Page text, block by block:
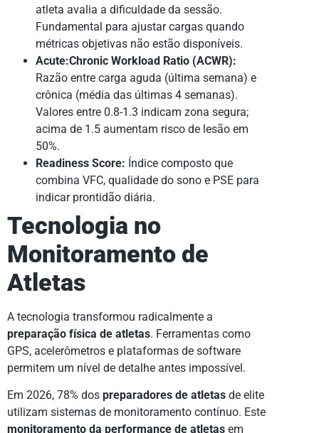
atleta avalia a dificuldade da sessão.
Fundamental para ajustar cargas quando
métricas objetivas não estão disponíveis.
Acute:Chronic Workload Ratio (ACWR):
Razão entre carga aguda (última semana) e
crônica (média das últimas 4 semanas).
Valores entre 0.8-1.3 indicam zona segura;
acima de 1.5 aumentam risco de lesão em
50%.
Readiness Score: Índice composto que
combina VFC, qualidade do sono e PSE para
indicar prontidão diária.
Tecnologia no
Monitoramento de
Atletas
A tecnologia transformou radicalmente a
preparação física de atletas. Ferramentas como
GPS, acelerômetros e plataformas de software
permitem um nível de detalhe antes impossível.
Em 2026, 78% dos preparadores de atletas de elite
utilizam sistemas de monitoramento contínuo. Este
monitoramento da performance de atletas em